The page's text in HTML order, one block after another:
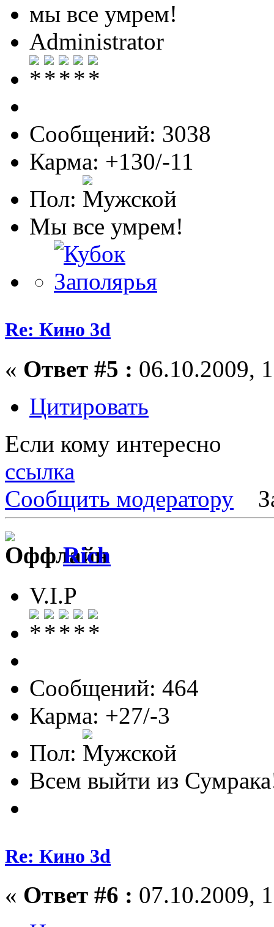
мы все умрем!
Administrator
Сообщений: 3038
Карма: +130/-11
Пол:
Мы все умрем!
Re: Кино 3d
« Ответ #5 : 06.10.2009,
Цитировать
Если кому интересно
ссылка
Сообщить модератору
Rich
V.I.P
Сообщений: 464
Карма: +27/-3
Пол:
Всем выйти из
Re: Кино 3d
« Ответ #6 : 07.10.2009,